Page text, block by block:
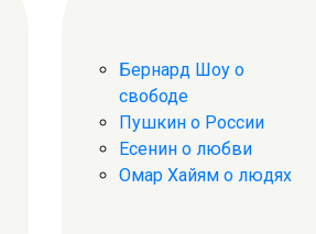
Бернард Шоу о
свободе
Пушкин о России
Есенин о любви
Омар Хайям о людях